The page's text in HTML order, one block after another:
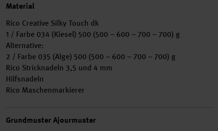
Material
Rico Creative Silky Touch dk
1 / Farbe 034 (Kiesel) 500 (500 – 600 – 700 – 700) g
Alternative:
2 / Farbe 035 (Alge) 500 (500 – 600 – 700 – 700) g
Rico Stricknadeln 3,5 und 4 mm
Hilfsnadeln
Rico Maschenmarkierer
Grundmuster Ajourmuster